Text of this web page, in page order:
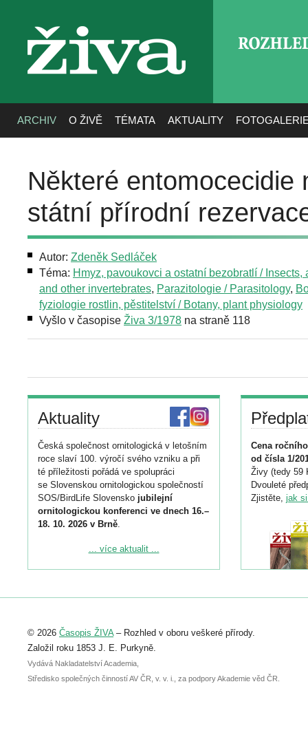
živa
ARCHIV O ŽIVĚ TÉMATA AKTUALITY
Některé
státní přírodní
Autor: Zdeněk Sedláček
Téma: Hmyz, pavoukovci a ostatní bezobratlí / Insects,
and other invertebrates, Parazitologie / Parasitology,
fyziologie rostlin, pěstitelství / Botany, plant physiology
Vyšlo v časopise Živa 3/1978 na straně 118
Aktuality
Česká společnost ornitologická v letošním
roce slaví 100. výročí svého vzniku a při
té příležitosti pořádá ve spolupráci
se Slovenskou ornitologickou společností
SOS/BirdLife Slovensko jubilejní
ornitologickou konferenci ve dnech 16.–
18. 10. 2026 v Brně.
Podrobnější informace ke konferenci
Registrovat se můžete do 6. září.
abstraktu přihlášené přednášky nebo
posteru je už 30. června.
... více aktualit ...
Cena
od čísla 1/
Živy (tedy 59
Dvouleté
Zjistěte, jak
© 2026 Časopis ŽIVA– Rozhled v oboru veškeré přírody.
Založil roku 1853 J. E. Purkyně.
Vydává Nakladatelství Academia,
Středisko společných činností AV ČR, v. v. i., za podpory Akademie věd ČR.